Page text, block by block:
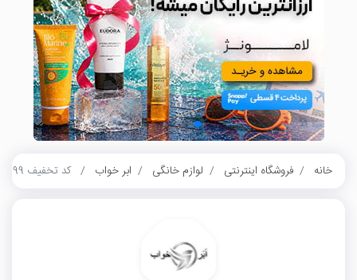
خانه فروشگاه اینترنتی لوازم خانگی ابر خواب کد تخفیف 99 هزار تومانی برند کوتون مت ابر خو